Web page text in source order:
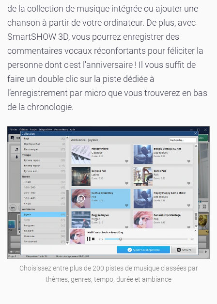
de la collection de musique intégrée ou ajouter une
chanson à partir de votre ordinateur. De plus, avec
SmartSHOW 3D, vous pourrez enregistrer des
commentaires vocaux réconfortants pour féliciter la
personne dont c'est l'anniversaire ! Il vous suffit de
faire un double clic sur la piste dédiée à
l’enregistrement par micro que vous trouverez en bas
de la chronologie.
Choisissez entre plus de 200 pistes de musique classées par
thèmes, genres, tempo, durée et ambiance